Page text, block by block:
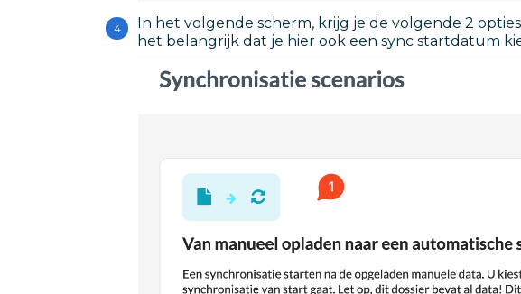
In het volgende scherm, krijg je de volgende 2
het belangrijk dat je hier ook een sync startdatum